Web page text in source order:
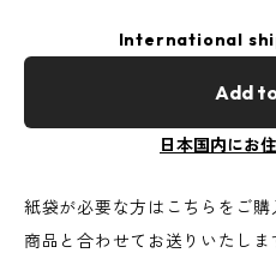
International
Add
日本国内にお
紙袋が必要な方はこちらをご購
商品と合わせてお送りいたしま